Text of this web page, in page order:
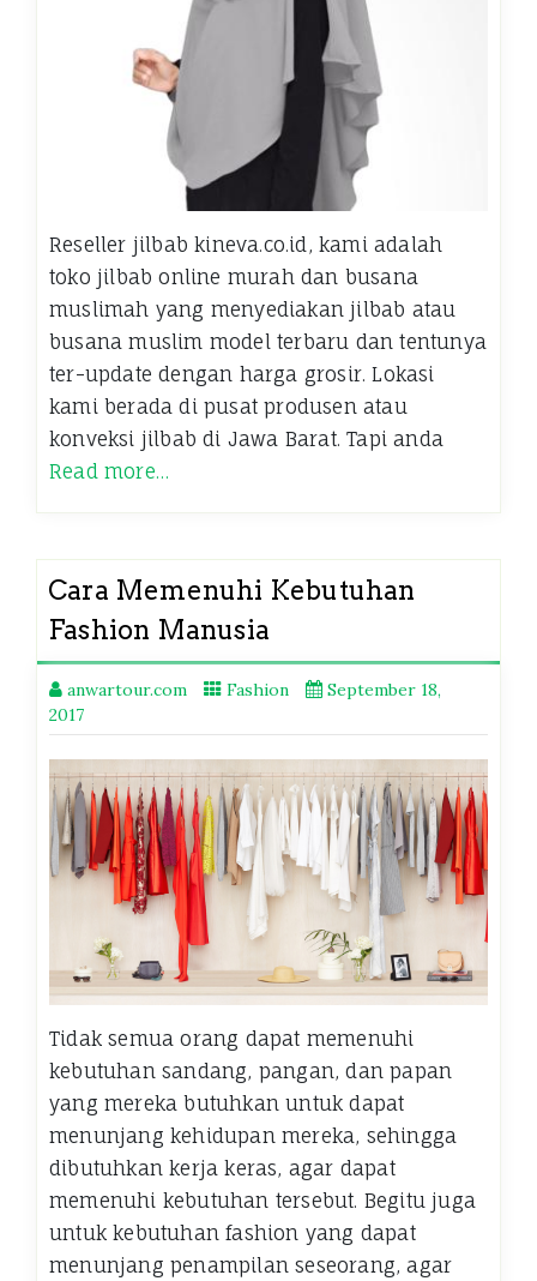
Reseller jilbab kineva.co.id, kami adalah
toko jilbab online murah dan busana
muslimah yang menyediakan jilbab atau
busana muslim model terbaru dan tentunya
ter-update dengan harga grosir. Lokasi
kami berada di pusat produsen atau
konveksi jilbab di Jawa Barat. Tapi anda
Read more…
Cara Memenuhi Kebutuhan
Fashion Manusia
anwartour.com Fashion
September 18,
2017
Tidak semua orang dapat memenuhi
kebutuhan sandang, pangan, dan papan
yang mereka butuhkan untuk dapat
menunjang kehidupan mereka, sehingga
dibutuhkan kerja keras, agar dapat
memenuhi kebutuhan tersebut. Begitu juga
untuk kebutuhan fashion yang dapat
menunjang penampilan seseorang, agar